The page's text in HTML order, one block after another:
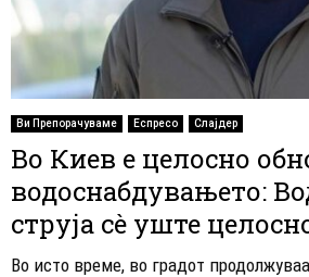
Ви Препорачуваме Еспресо Слајдер
Во Киев е целосно
водоснабдувањето:
струја сè уште
Во исто време, во градот